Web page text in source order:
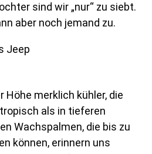
sind wir „nur“ zu siebt.
aber noch jemand zu.
Höhe merklich kühler, die
als in tieferen
Wachspalmen, die bis zu
können, erinnern uns